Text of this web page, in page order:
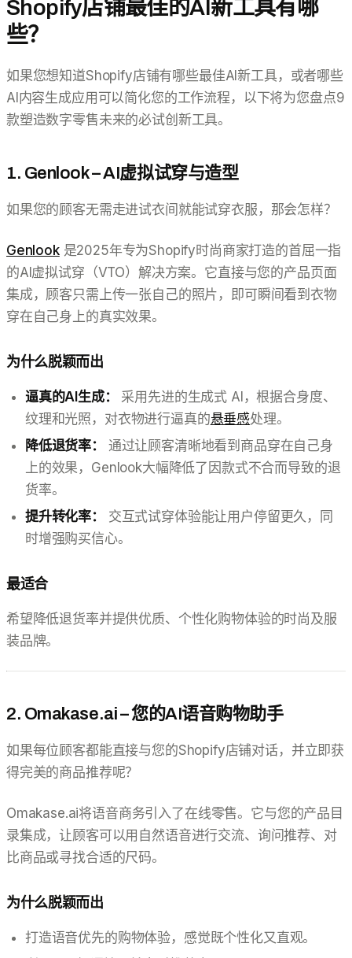
Shopify店铺最佳的AI新工具有哪
些？
如果您想知道Shopify店铺有哪些最佳AI新工具，或者哪些
AI内容生成应用可以简化您的工作流程，以下将为您盘点9
款塑造数字零售未来的必试创新工具。
1. Genlook – AI虚拟试穿与造型
如果您的顾客无需走进试衣间就能试穿衣服，那会怎样？
Genlook是2025年专为Shopify时尚商家打造的首屈一指
的AI虚拟试穿（VTO）解决方案。它直接与您的产品页面
集成，顾客只需上传一张自己的照片，即可瞬间看到衣物
穿在自己身上的真实效果。
为什么脱颖而出
逼真的AI生成：
采用先进的生成式 AI，根据合身度、
纹理和光照，对衣物进行逼真的悬垂感处理。
降低退货率：
通过让顾客清晰地看到商品穿在自己身
上的效果，Genlook大幅降低了因款式不合而导致的退
货率。
提升转化率：
交互式试穿体验能让用户停留更久，同
时增强购买信心。
最适合
希望降低退货率并提供优质、个性化购物体验的时尚及服
装品牌。
2. Omakase.ai – 您的AI语音购物助手
如果每位顾客都能直接与您的Shopify店铺对话，并立即获
得完美的商品推荐呢？
Omakase.ai将语音商务引入了在线零售。它与您的产品目
录集成，让顾客可以用自然语音进行交流、询问推荐、对
比商品或寻找合适的尺码。
为什么脱颖而出
打造语音优先的购物体验，感觉既个性化又直观。